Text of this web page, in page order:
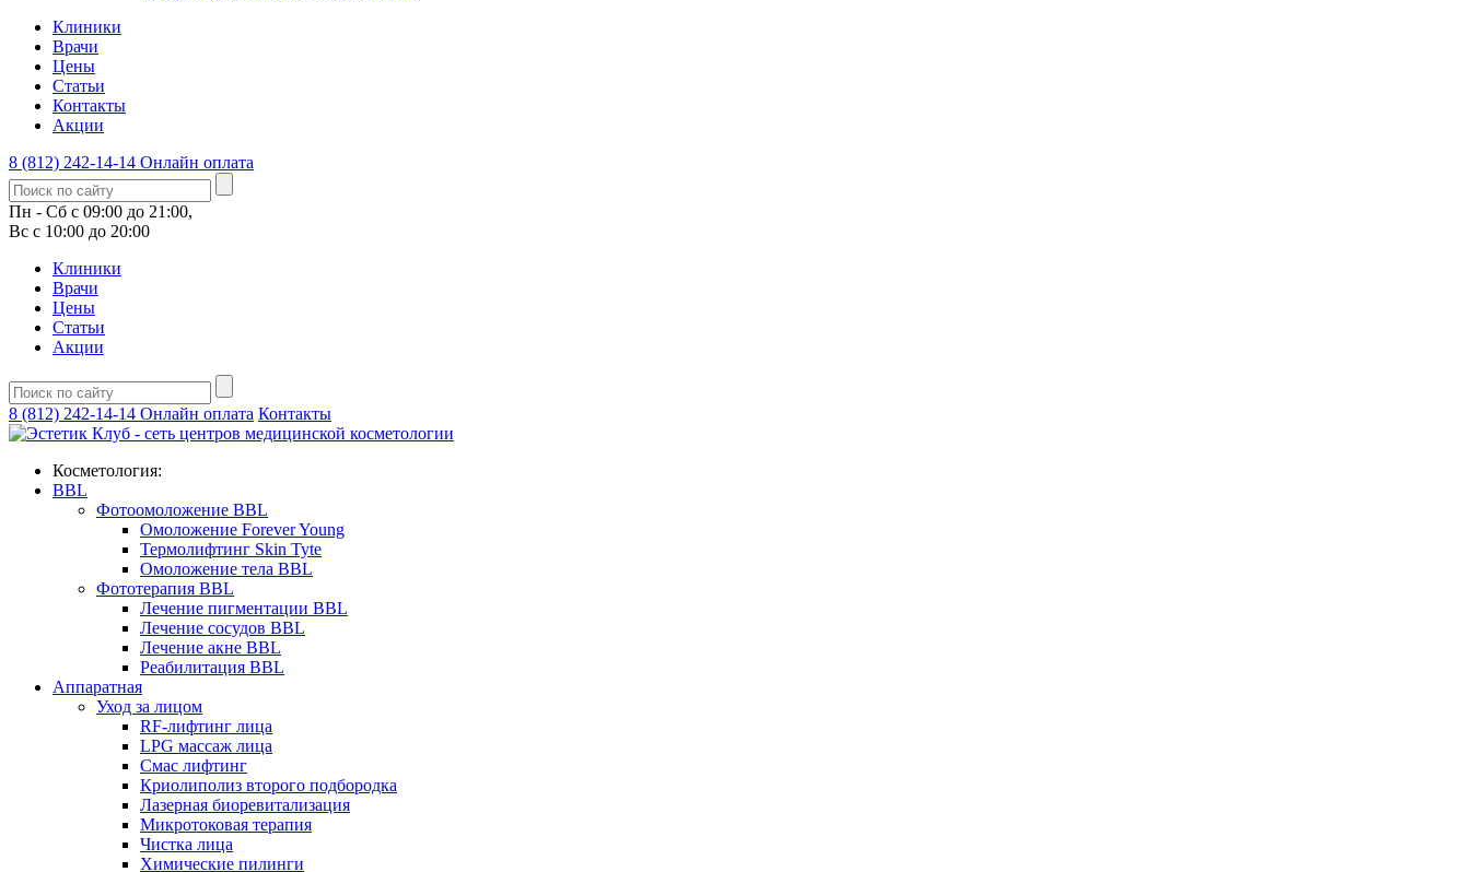
Клиники
Врачи
Цены
Статьи
Контакты
Акции
8 (812) 242-14-14 Онлайн оплата
Пн - Сб с 09:00 до 21:00,
Вс с 10:00 до 20:00
Клиники
Врачи
Цены
Статьи
Акции
8 (812) 242-14-14 Онлайн оплата Контакты
Косметология:
BBL
Фотоомоложение BBL
Омоложение Forever Young
Термолифтинг Skin Tyte
Омоложение тела BBL
Фототерапия BBL
Лечение пигментации BBL
Лечение сосудов BBL
Лечение акне BBL
Реабилитация BBL
Аппаратная
Уход за лицом
RF-лифтинг лица
LPG массаж лица
Смас лифтинг
Криолиполиз второго подбородка
Лазерная биоревитализация
Микротоковая терапия
Чистка лица
Химические пилинги